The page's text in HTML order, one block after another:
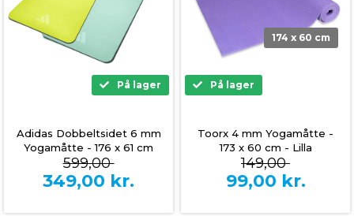
På lager
Adidas Dobbeltsidet 6 mm
Yogamåtte - 176 x 61 cm
599,00
349,00 kr.
174 x 60 cm
På lager
Toorx 4 mm Yogamåtte -
173 x 60 cm - Lilla
149,00
99,00 kr.